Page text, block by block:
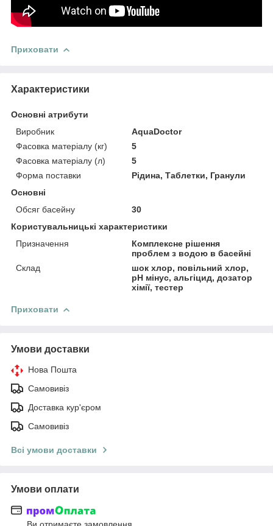
Приховати
Характеристики
Основні атрибути
Виробник
AquaDoctor
Фасовка матеріалу (кг)
5
Фасовка матеріалу (л)
5
Форма поставки
Рідина, Таблетки, Гранули
Основні
Обсяг басейну
30
Користувальницькі характеристики
Призначення
Комплексне рішення
проблем з водою в басейні
Склад
шок хлор, повільний хлор,
рН мінус, альгіцид, дозатор
хімії, тестер
Приховати
Умови доставки
Нова Пошта
Самовивіз
Доставка кур'єром
Самовивіз
Всі умови доставки
Умови оплати